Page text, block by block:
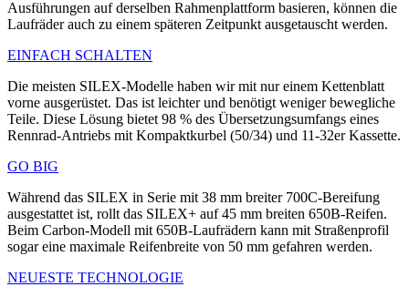
Ausführungen auf derselben Rahmenplattform basieren, können die
Laufräder auch zu einem späteren Zeitpunkt ausgetauscht werden.
EINFACH SCHALTEN
Die meisten SILEX-Modelle haben wir mit nur einem Kettenblatt
vorne ausgerüstet. Das ist leichter und benötigt weniger bewegliche
Teile. Diese Lösung bietet 98 % des Übersetzungs­umfangs eines
Rennrad-Antriebs mit Kompakt­kurbel (50/34) und 11-32er Kassette.
GO BIG
Während das SILEX in Serie mit 38 mm breiter 700C-Bereifung
ausgestattet ist, rollt das SILEX+ auf 45 mm breiten 650B-Reifen.
Beim Carbon-Modell mit 650B-Laufrädern kann mit Straßenprofil
sogar eine maximale Reifenbreite von 50 mm gefahren werden.
NEUESTE TECHNOLOGIE